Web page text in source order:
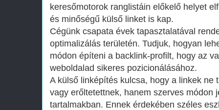
keresőmotorok ranglistáin előkelő helyet
és minőségű külső linket is kap.
Cégünk csapata évek tapasztalatával
optimalizálás területén. Tudjuk, hogyan
módon építeni a backlink-profilt, hogy az
weboldalad sikeres pozicionálásához.
A külső linképítés kulcsa, hogy a linkek ne
vagy erőltetettnek, hanem szerves módon
tartalmakban. Ennek érdekében széles